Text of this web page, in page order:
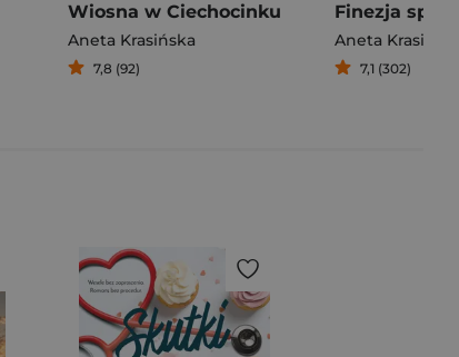
Wiosna w Ciechocinku
Aneta Krasińska
7,8 (92)
Aneta
7,1 (302)